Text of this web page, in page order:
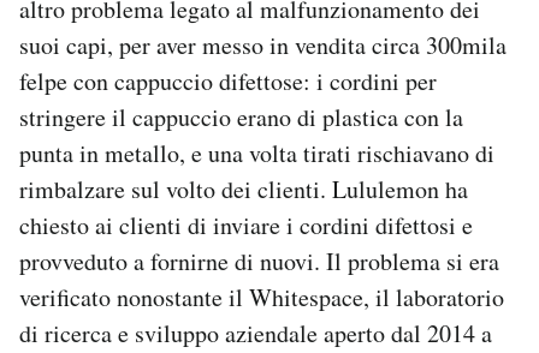
altro problema legato al malfunzionamento dei
suoi capi, per aver messo in vendita circa 300mila
felpe con cappuccio difettose: i cordini per
stringere il cappuccio erano di plastica con la
punta in metallo, e una volta tirati rischiavano di
rimbalzare sul volto dei clienti. Lululemon ha
chiesto ai clienti di inviare i cordini difettosi e
provveduto a fornirne di nuovi. Il problema si era
verificato nonostante il Whitespace, il laboratorio
di ricerca e sviluppo aziendale aperto dal 2014 a